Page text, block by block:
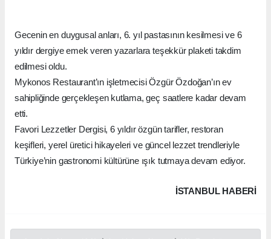
Gecenin en duygusal anları, 6. yıl pastasının kesilmesi ve 6
yıldır dergiye emek veren yazarlara teşekkür plaketi takdim
edilmesi oldu.
Mykonos Restaurant’ın işletmecisi Özgür Özdoğan’ın ev
sahipliğinde gerçekleşen kutlama, geç saatlere kadar devam
etti.
Favori Lezzetler Dergisi, 6 yıldır özgün tarifler, restoran
keşifleri, yerel üretici hikayeleri ve güncel lezzet trendleriyle
Türkiye’nin gastronomi kültürüne ışık tutmaya devam ediyor.
İSTANBUL HABERİ